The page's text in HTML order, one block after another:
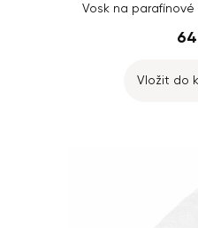
Vosk na
Vložit do